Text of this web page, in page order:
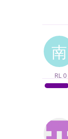
南
RL0